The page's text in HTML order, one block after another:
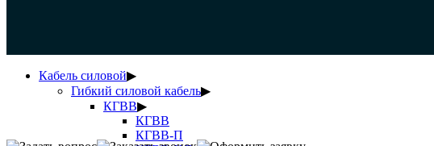
Кабель силовой▶
Гибкий силовой кабель▶
КГВВ▶
КГВВ
КГВВ-П